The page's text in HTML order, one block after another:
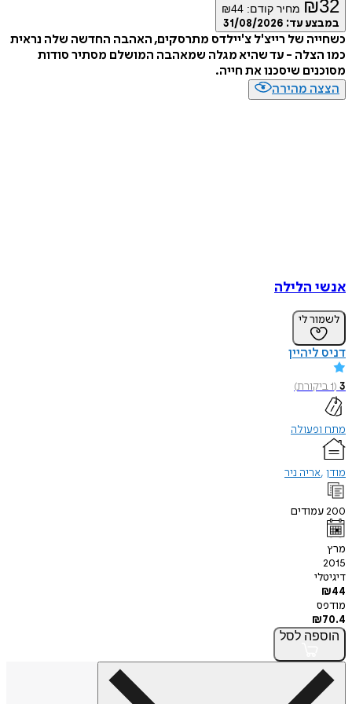
₪32 מחיר קודם: ₪44
במבצע עד: 31/08/2026
כשחייה של רייצ'ל צ'יילדס מתרסקים, האהבה החדשה שלה נראית
כמו הצלה - עד שהיא מגלה שמאהבה המושלם מסתיר סודות
מסוכנים שיסכנו את חייה.
הצצה מהירה
אנשי הלילה
לשמור לי
דניס ליהיין
3
(
1ביקורת)
מתח ופעולה
מודן אריה ניר
200עמודים
מרץ
2015
דיגיטלי
₪44
מודפס
₪70.4
הוספה לסל